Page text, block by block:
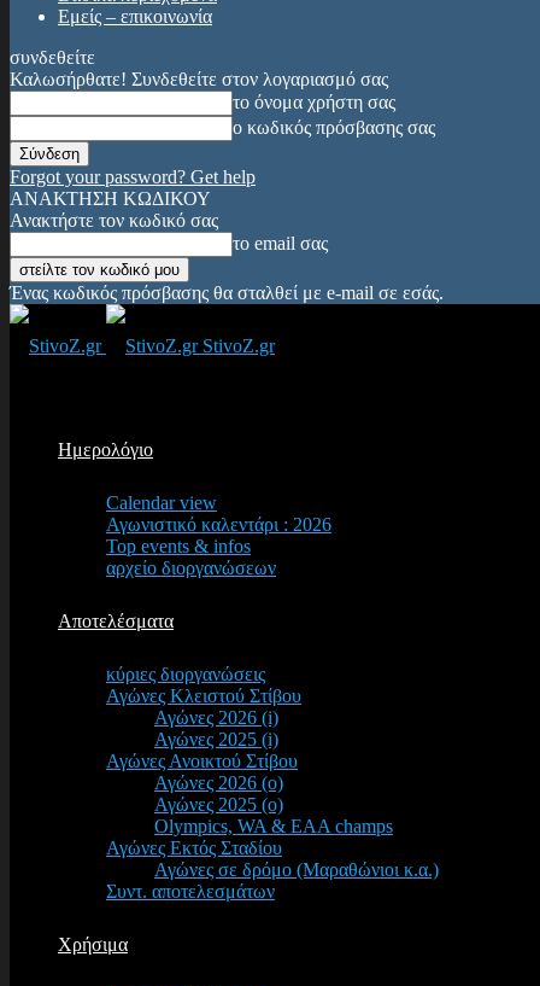
Εμείς – επικοινωνία
συνδεθείτε
Καλωσήρθατε! Συνδεθείτε στον λογαριασμό σας
το όνομα χρήστη σας
ο κωδικός πρόσβασης σας
Forgot your password? Get help
ΑΝΑΚΤΗΣΗ ΚΩΔΙΚΟΥ
Ανακτήστε τον κωδικό σας
το email σας
Ένας κωδικός πρόσβασης θα σταλθεί με e-mail σε εσάς.
StivoZ.gr
Ημερολόγιο
Calendar view
Αγωνιστικό καλεντάρι : 2026
Top events & infos
αρχείο διοργανώσεων
Αποτελέσματα
κύριες διοργανώσεις
Αγώνες Κλειστού Στίβου
Αγώνες 2026 (i)
Αγώνες 2025 (i)
Αγώνες Ανοικτού Στίβου
Αγώνες 2026 (o)
Αγώνες 2025 (o)
Olympics, WA & EAA champs
Αγώνες Εκτός Σταδίου
Αγώνες σε δρόμο (Μαραθώνιοι κ.α.)
Συντ. αποτελεσμάτων
Χρήσιμα